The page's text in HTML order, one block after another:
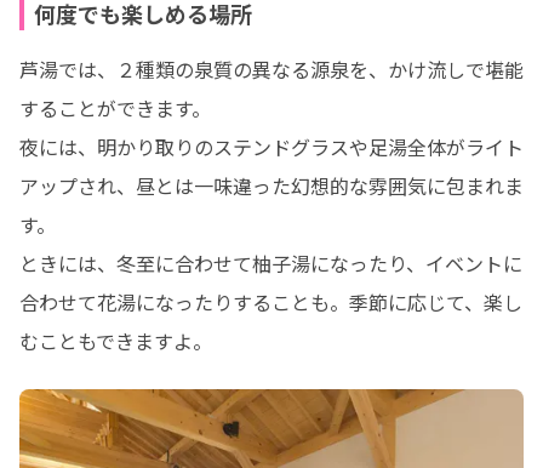
何度でも楽しめる場所
芦湯では、２種類の泉質の異なる源泉を、かけ流しで堪能
することができます。
夜には、明かり取りのステンドグラスや足湯全体がライト
アップされ、昼とは一味違った幻想的な雰囲気に包まれま
す。
ときには、冬至に合わせて柚子湯になったり、イベントに
合わせて花湯になったりすることも。季節に応じて、楽し
むこともできますよ。